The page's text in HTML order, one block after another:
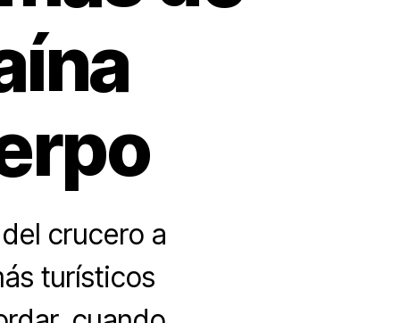
crucero a
turísticos